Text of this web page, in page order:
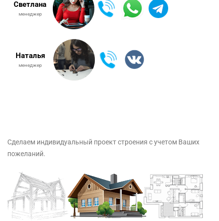
Светлана
менеджер
Наталья
менеджер
Сделаем индивидуальный проект строения с учетом Ваших
пожеланий.